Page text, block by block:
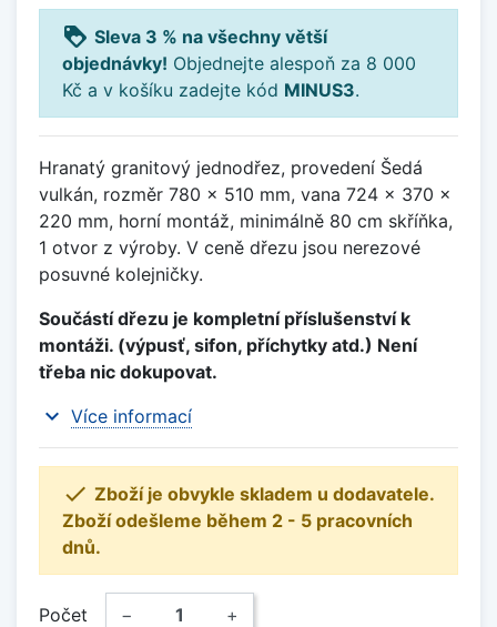
loyalty Sleva 3 % na všechny větší
objednávky! Objednejte alespoň za 8 000
Kč a v košíku zadejte kód MINUS3.
Hranatý granitový jednodřez, provedení Šedá
vulkán, rozměr 780 x 510 mm, vana 724 x 370 x
220 mm, horní montáž, minimálně 80 cm skříňka,
1 otvor z výroby. V ceně dřezu jsou nerezové
posuvné kolejničky.
Součástí dřezu je kompletní příslušenství k
montáži. (výpusť, sifon, příchytky atd.) Není
třeba nic dokupovat.
expand_more Více informací
 Zboží je obvykle skladem u dodavatele.
Zboží odešleme během 2 - 5 pracovních
dnů.
Počet − +